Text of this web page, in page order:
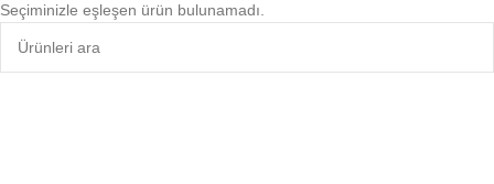
Seçiminizle eşleşen ürün bulunamadı.